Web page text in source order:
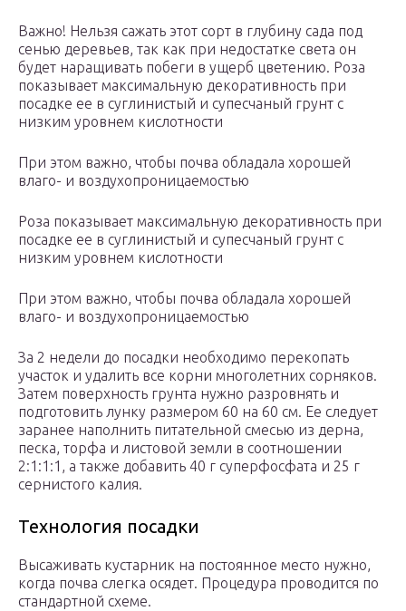
Важно! Нельзя сажать этот сорт в глубину сада под
сенью деревьев, так как при недостатке света он
будет наращивать побеги в ущерб цветению. Роза
показывает максимальную декоративность при
посадке ее в суглинистый и супесчаный грунт с
низким уровнем кислотности
При этом важно, чтобы почва обладала хорошей
влаго- и воздухопроницаемостью
Роза показывает максимальную декоративность при
посадке ее в суглинистый и супесчаный грунт с
низким уровнем кислотности
При этом важно, чтобы почва обладала хорошей
влаго- и воздухопроницаемостью
За 2 недели до посадки необходимо перекопать
участок и удалить все корни многолетних сорняков.
Затем поверхность грунта нужно разровнять и
подготовить лунку размером 60 на 60 см. Ее следует
заранее наполнить питательной смесью из дерна,
песка, торфа и листовой земли в соотношении
2:1:1:1, а также добавить 40 г суперфосфата и 25 г
сернистого калия.
Технология посадки
Высаживать кустарник на постоянное место нужно,
когда почва слегка осядет. Процедура проводится по
стандартной схеме.